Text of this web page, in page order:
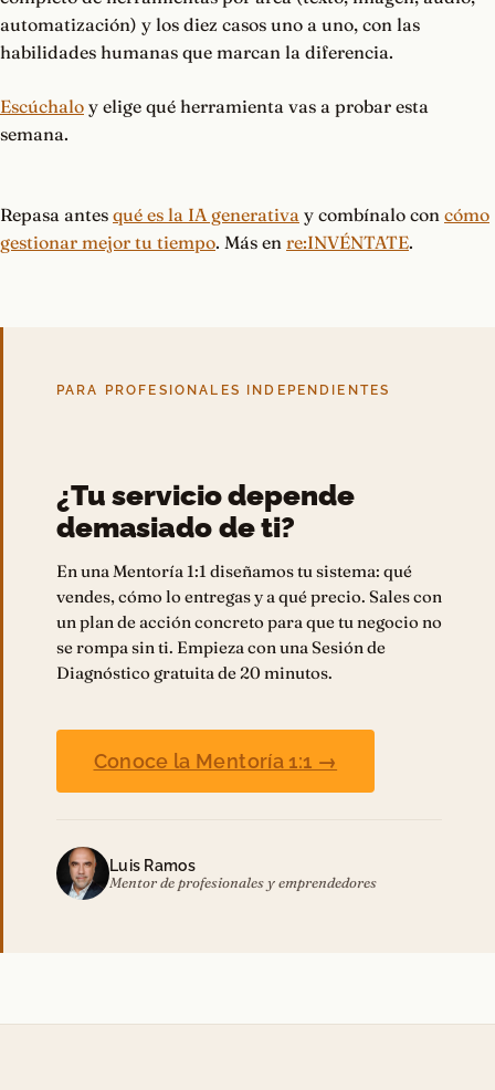
automatización) y los diez casos uno a uno, con las
habilidades humanas que marcan la diferencia.
Escúchalo y elige qué herramienta vas a probar esta
semana.
Repasa antes qué es la IA generativa y combínalo con cómo
gestionar mejor tu tiempo. Más en re:INVÉNTATE.
PARA PROFESIONALES INDEPENDIENTES
¿Tu servicio depende
demasiado de ti?
En una Mentoría 1:1 diseñamos tu sistema: qué
vendes, cómo lo entregas y a qué precio. Sales con
un plan de acción concreto para que tu negocio no
se rompa sin ti. Empieza con una Sesión de
Diagnóstico gratuita de 20 minutos.
Conoce la Mentoría 1:1 →
Luis Ramos
Mentor de profesionales y emprendedores